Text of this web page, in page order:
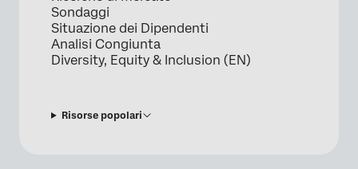
Sondaggi
Situazione dei Dipendenti
Analisi Congiunta
Diversity, Equity & Inclusion (EN)
Risorse popolari